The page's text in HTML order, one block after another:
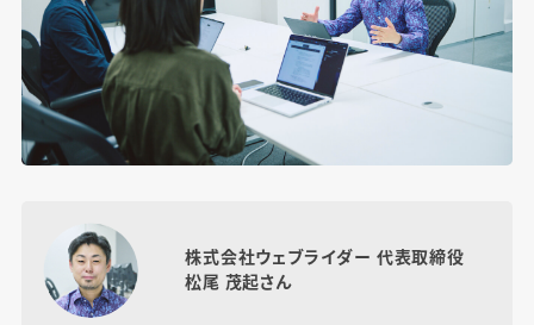
株式会社ウェブライダー 代表取締役
松尾 茂起さん